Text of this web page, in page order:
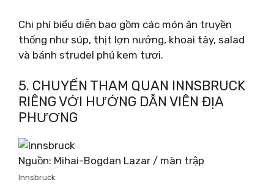
Chi phí biểu diễn bao gồm các món ăn truyền
thống như súp, thịt lợn nướng, khoai tây, salad
và bánh strudel phủ kem tươi.
5. CHUYẾN THAM QUAN INNSBRUCK
RIÊNG VỚI HƯỚNG DẪN VIÊN ĐỊA
PHƯƠNG
Nguồn: Mihai-Bogdan Lazar / màn trập
Innsbruck